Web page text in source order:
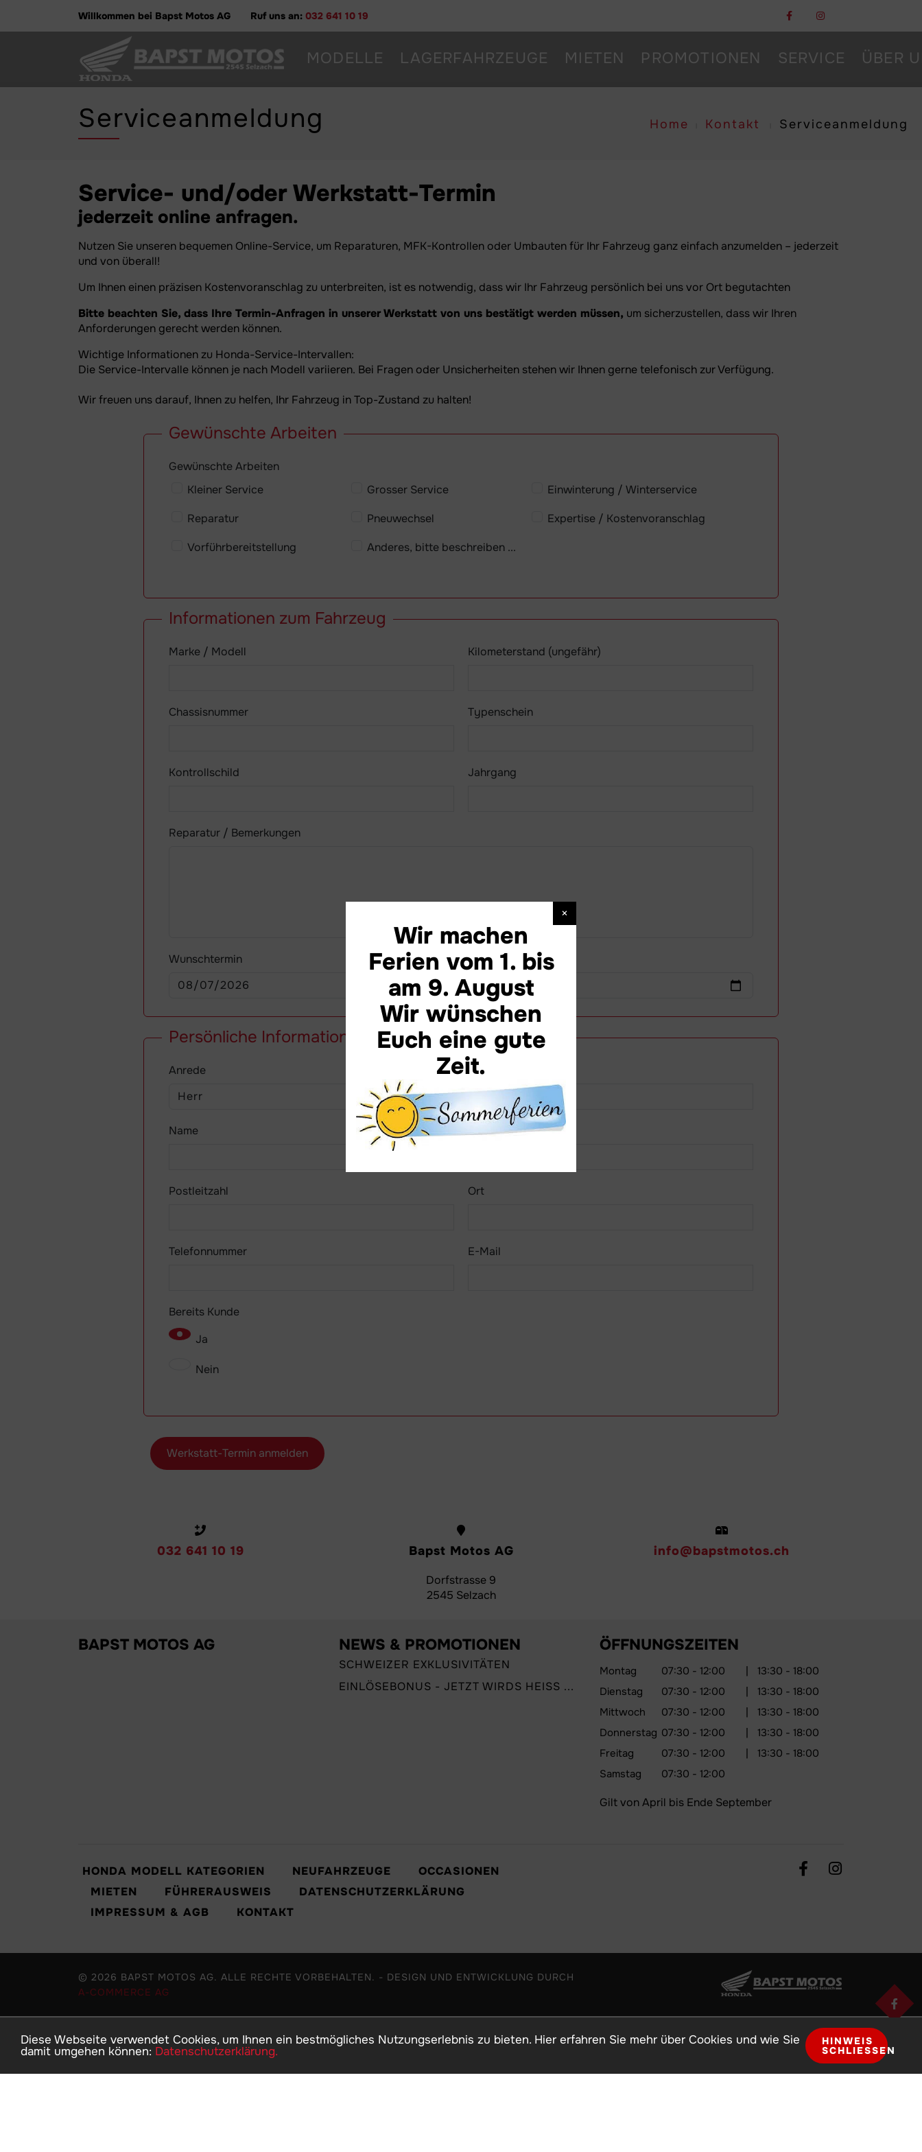
HINWEIS
SCHLIESSEN
Diese Webseite verwendet Cookies, um Ihnen ein bestmögliches Nutzungserlebnis zu bieten. Hier erfahren Sie mehr über Cookies und wie Sie
damit umgehen können: Datenschutzerklärung.
Wir machen
Ferien vom 1. bis
am 9. August
Wir wünschen
Euch eine gute
Zeit.
×
Willkommen bei Bapst Motos AG Ruf uns an: 032 641 10 19
MODELLE LAGERFAHRZEUGE MIETEN PROMOTIONEN SERVICE ÜBER
Serviceanmeldung Home Kontakt Serviceanmeldung
Service- und/oder Werkstatt-Termin
jederzeit online anfragen.
Nutzen Sie unseren bequemen Online-Service, um Reparaturen, MFK-Kontrollen oder Umbauten für Ihr Fahrzeug ganz einfach anzumelden – jederzeit
und von überall!
Um Ihnen einen präzisen Kostenvoranschlag zu unterbreiten, ist es notwendig, dass wir Ihr Fahrzeug persönlich bei uns vor Ort begutachten
Bitte beachten Sie, dass Ihre Termin-Anfragen in unserer Werkstatt von uns bestätigt werden müssen, um sicherzustellen, dass wir Ihren
Anforderungen gerecht werden können.
Wichtige Informationen zu Honda-Service-Intervallen:
Die Service-Intervalle können je nach Modell variieren. Bei Fragen oder Unsicherheiten stehen wir Ihnen gerne telefonisch zur Verfügung.
Wir freuen uns darauf, Ihnen zu helfen, Ihr Fahrzeug in Top-Zustand zu halten!
Gewünschte Arbeiten
Gewünschte Arbeiten
Kleiner Service
Grosser Service
Einwinterung / Winterservice
Reparatur
Pneuwechsel
Expertise / Kostenvoranschlag
Vorführbereitstellung
Anderes, bitte beschreiben ...
Informationen zum Fahrzeug
Marke / Modell Kilometerstand (ungefähr)
Chassisnummer Typenschein
Kontrollschild Jahrgang
Reparatur / Bemerkungen
Wunschtermin Alternativtermin
Persönliche Informationen
Anrede Vorname
Name Strasse / Nr.
Postleitzahl Ort
Telefonnummer E-Mail
Bereits Kunde
Ja
Nein
Werkstatt-Termin anmelden
032 641 10 19 Bapst Motos AG
Dorfstrasse 9
2545 Selzach
info@bapstmotos.ch
BAPST MOTOS AG NEWS & PROMOTIONEN
SCHWEIZER EXKLUSIVITÄTEN
EINLÖSEBONUS - JETZT WIRDS HEISS ...
ÖFFNUNGSZEITEN
Montag 07:30 - 12:00 |
13:30 - 18:00
Dienstag
07:30 - 12:00 |
13:30 - 18:00
Mittwoch
07:30 - 12:00 |
13:30 - 18:00
Donnerstag 07:30 - 12:00 |
13:30 - 18:00
Freitag
07:30 - 12:00 |
13:30 - 18:00
Samstag
07:30 - 12:00
Gilt von April bis Ende September
HONDA MODELL KATEGORIEN NEUFAHRZEUGE
OCCASIONEN
MIETEN
FÜHRERAUSWEIS
DATENSCHUTZERKLÄRUNG
IMPRESSUM & AGB
KONTAKT
© 2026 BAPST MOTOS AG. ALLE RECHTE VORBEHALTEN. - DESIGN UND ENTWICKLUNG DURCH
A-COMMERCE AG